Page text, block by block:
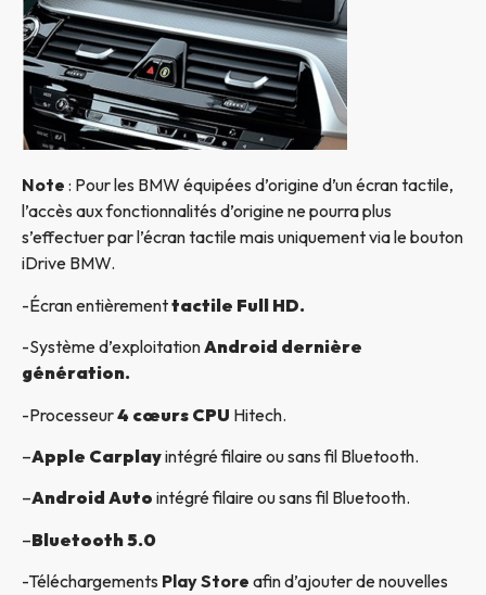
Note : Pour les BMW équipées d’origine d’un écran tactile,
l’accès aux fonctionnalités d’origine ne pourra plus
s’effectuer par l’écran tactile mais uniquement via le bouton
iDrive BMW.
-Écran entièrementtactile Full HD.
-Système d’exploitationAndroid dernière
génération.
-Processeur4 cœurs CPU Hitech.
–Apple Carplayintégré filaire ou sans fil Bluetooth.
–Android Auto intégré filaire ou sans fil Bluetooth.
–Bluetooth 5.0
-Téléchargements Play Store afin d’ajouter de nouvelles